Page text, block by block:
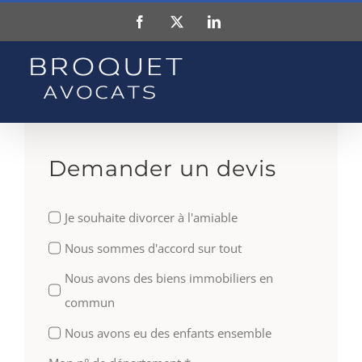
content
Facebook LinkedIn
Demander un devis
Je souhaite divorcer à l'amiable
Nous sommes d'accord sur tout
Nous avons des biens immobiliers en
commun
Nous avons eu des enfants ensemble